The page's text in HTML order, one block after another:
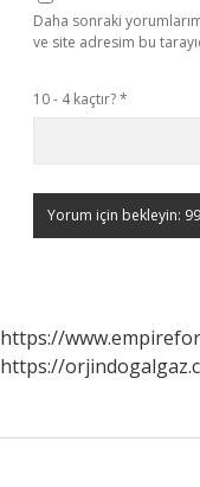
Daha sonraki
ve site adresim bu
10 - 4 kaçtır?*
https://
https://